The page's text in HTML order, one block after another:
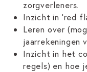
zorgverleners.
Inzicht in 'red
Leren over
jaarrekeningen
Inzicht in het
regels) en hoe